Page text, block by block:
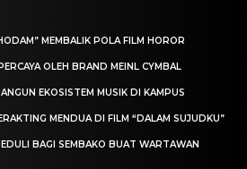
MEMBALIK POLA FILM HOROR
OLEH BRAND MEINL CYMBAL
EKOSISTEM MUSIK DI KAMPUS
MENDUA DI FILM “DALAM SUJUDKU”
BAGI SEMBAKO BUAT WARTAWAN